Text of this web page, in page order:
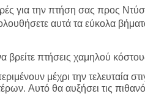
για την πτήση σας προς
αυτά τα εύκολα
πτήσεις χαμηλού
μέχρι την
Αυτό θα αυξήσει τις